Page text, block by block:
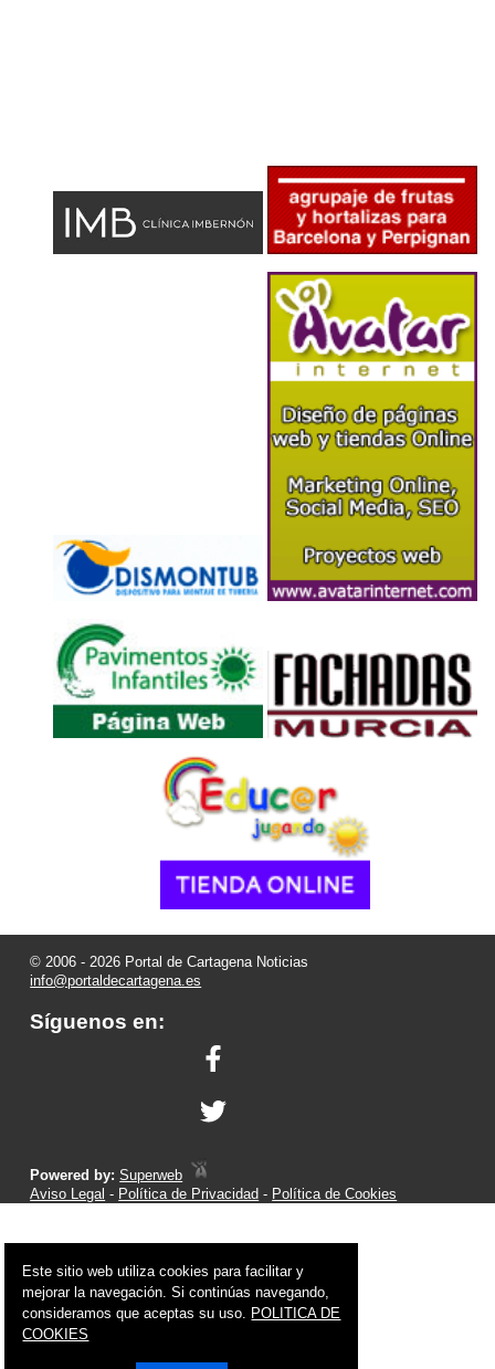
© 2006 - 2026 Portal de Cartagena Noticias
info@portaldecartagena.es
Síguenos en:
Powered by:Superweb
Aviso Legal - Política de Privacidad - Política de Cookies
Este sitio web utiliza cookies para facilitar y
mejorar la navegación. Si continúas navegando,
consideramos que aceptas su uso. POLITICA DE
COOKIES